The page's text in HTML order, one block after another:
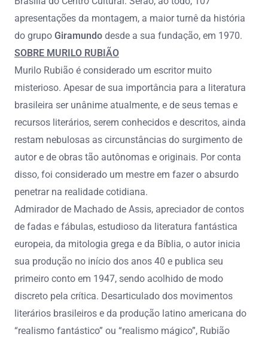
apresentações da montagem, a maior turnê da história
do grupo Giramundo desde a sua fundação, em 1970.
SOBRE MURILO RUBIÃO
Murilo Rubião é considerado um escritor muito
misterioso. Apesar de sua importância para a literatura
brasileira ser unânime atualmente, e de seus temas e
recursos literários, serem conhecidos e descritos, ainda
restam nebulosas as circunstâncias do surgimento de
autor e de obras tão autônomas e originais. Por conta
disso, foi considerado um mestre em fazer o absurdo
penetrar na realidade cotidiana.
Admirador de Machado de Assis, apreciador de contos
de fadas e fábulas, estudioso da literatura fantástica
europeia, da mitologia grega e da Bíblia, o autor inicia
sua produção no início dos anos 40 e publica seu
primeiro conto em 1947, sendo acolhido de modo
discreto pela crítica. Desarticulado dos movimentos
literários brasileiros e da produção latino americana do
“realismo fantástico” ou “realismo mágico”, Rubião